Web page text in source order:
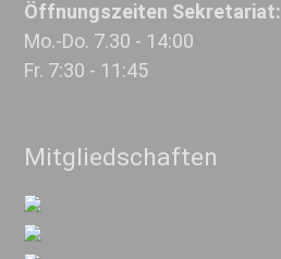
Öffnungszeiten Sekretariat:
Mo.-Do. 7.30 - 14:00
Fr. 7:30 - 11:45
Mitgliedschaften